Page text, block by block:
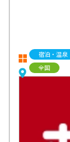
宿泊・温泉
全国